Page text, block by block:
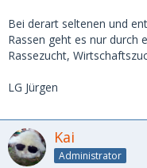
Bei derart seltenen und
Rassen geht es nur durch
Rassezucht,
LG Jürgen
Kai
Administrator